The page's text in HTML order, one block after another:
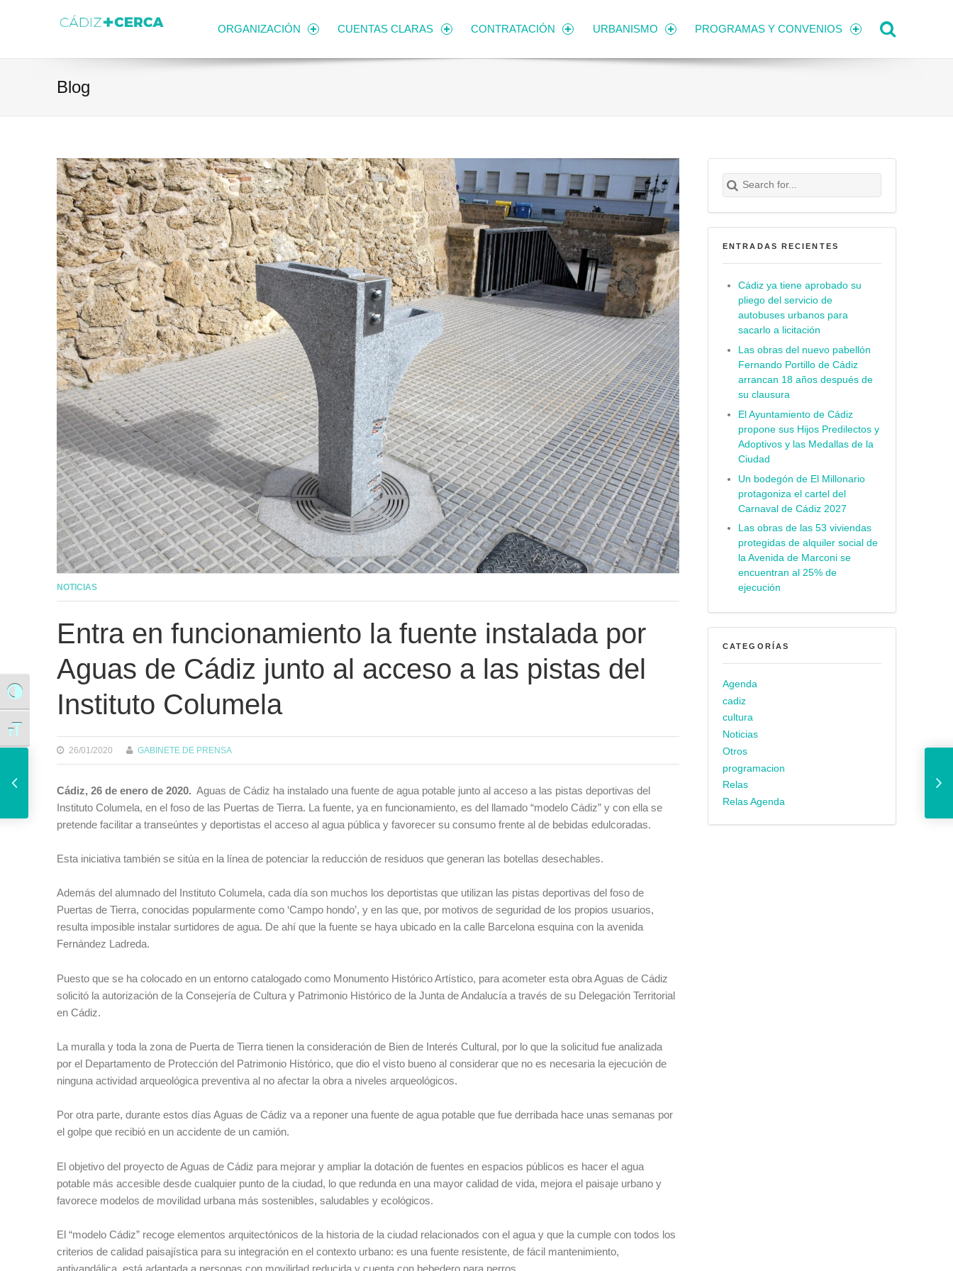
Alternar alto contraste
Alternar tamaño de letra
ORGANIZACIÓN CUENTAS CLARAS CONTRATACIÓN URBANISMO PROGRAMAS Y CONVENIOS
Blog
NOTICIAS
Entra en funcionamiento la fuente instalada por
Aguas de Cádiz junto al acceso a las pistas del
Instituto Columela
26/01/2020 GABINETE DE PRENSA
Cádiz, 26 de enero de 2020. Aguas de Cádiz ha instalado una fuente de agua potable junto al acceso a las pistas deportivas del
Instituto Columela, en el foso de las Puertas de Tierra. La fuente, ya en funcionamiento, es del llamado “modelo Cádiz” y con ella se
pretende facilitar a transeúntes y deportistas el acceso al agua pública y favorecer su consumo frente al de bebidas edulcoradas.
Esta iniciativa también se sitúa en la línea de potenciar la reducción de residuos que generan las botellas desechables.
Además del alumnado del Instituto Columela, cada día son muchos los deportistas que utilizan las pistas deportivas del foso de
Puertas de Tierra, conocidas popularmente como ‘Campo hondo’, y en las que, por motivos de seguridad de los propios usuarios,
resulta imposible instalar surtidores de agua. De ahí que la fuente se haya ubicado en la calle Barcelona esquina con la avenida
Fernández Ladreda.
Puesto que se ha colocado en un entorno catalogado como Monumento Histórico Artístico, para acometer esta obra Aguas de Cádiz
solicitó la autorización de la Consejería de Cultura y Patrimonio Histórico de la Junta de Andalucía a través de su Delegación Territorial
en Cádiz.
La muralla y toda la zona de Puerta de Tierra tienen la consideración de Bien de Interés Cultural, por lo que la solicitud fue analizada
por el Departamento de Protección del Patrimonio Histórico, que dio el visto bueno al considerar que no es necesaria la ejecución de
ninguna actividad arqueológica preventiva al no afectar la obra a niveles arqueológicos.
Por otra parte, durante estos días Aguas de Cádiz va a reponer una fuente de agua potable que fue derribada hace unas semanas por
el golpe que recibió en un accidente de un camión.
El objetivo del proyecto de Aguas de Cádiz para mejorar y ampliar la dotación de fuentes en espacios públicos es hacer el agua
potable más accesible desde cualquier punto de la ciudad, lo que redunda en una mayor calidad de vida, mejora el paisaje urbano y
favorece modelos de movilidad urbana más sostenibles, saludables y ecológicos.
El “modelo Cádiz” recoge elementos arquitectónicos de la historia de la ciudad relacionados con el agua y que la cumple con todos los
criterios de calidad paisajística para su integración en el contexto urbano: es una fuente resistente, de fácil mantenimiento,
antivandálica, está adaptada a personas con movilidad reducida y cuenta con bebedero para perros.
Search for:
Buscar
ENTRADAS RECIENTES
Cádiz ya tiene aprobado su
pliego del servicio de
autobuses urbanos para
sacarlo a licitación
Las obras del nuevo pabellón
Fernando Portillo de Cádiz
arrancan 18 años después de
su clausura
El Ayuntamiento de Cádiz
propone sus Hijos Predilectos y
Adoptivos y las Medallas de la
Ciudad
Un bodegón de El Millonario
protagoniza el cartel del
Carnaval de Cádiz 2027
Las obras de las 53 viviendas
protegidas de alquiler social de
la Avenida de Marconi se
encuentran al 25% de
ejecución
CATEGORÍAS
Agenda
cadiz
cultura
Noticias
Otros
programacion
Relas
Relas Agenda
Más de una veintena de colegios participan en la oferta de talleres educativos del Ayuntamiento